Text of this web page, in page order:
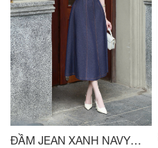
ĐẦM JEAN XANH NAVY